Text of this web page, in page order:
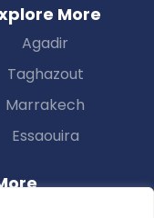
More
Agadir
Taghazout
Marrakech
Essaouira